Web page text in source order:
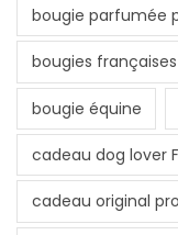
bougie parfumée
bougies
bougie équine
cadeau dog lover
cadeau original